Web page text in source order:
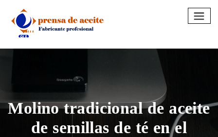
content
Molino tradicional de aceite
de semillas de té en el